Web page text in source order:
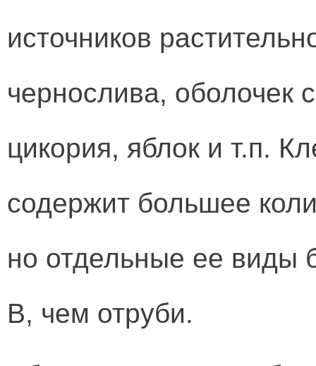
источников
чернослива, оболочек
цикория, яблок и т.п.
содержит большее
но отдельные ее виды
В, чем отруби.